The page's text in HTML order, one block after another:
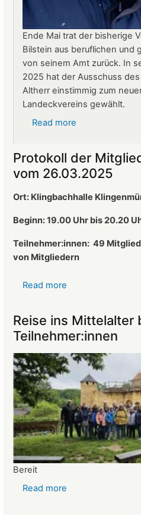
Ende Mai trat der bisherige
Bilstein aus beruflichen und
von seinem Amt zurück. In
2025 hat der Ausschuss
Altherr einstimmig zum
Landeckvereins gewählt.
Read more
ist
neuer
Vorsitzender
des
Protokoll der
vom 26.03.2025
Ort: Klingbachhalle
Beginn: 19.00 Uhr bis 20.20
Teilnehmer:innen: 49
von Mitgliedern
Read more
vom
26.03.2025
Reise ins Mittelalter
Teilnehmer:innen
Bereit
Read more